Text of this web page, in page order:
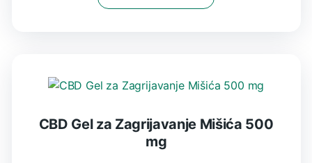
CBD Gel za Zagrijavanje Mišića 500
mg